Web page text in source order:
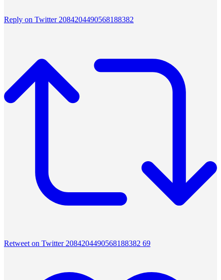
Reply on Twitter 2084204490568188382
Retweet on Twitter 2084204490568188382 69